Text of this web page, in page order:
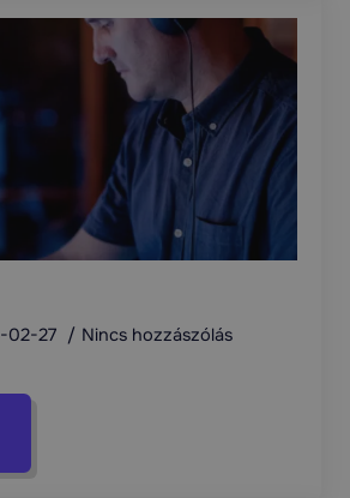
02-27 Nincs hozzászólás